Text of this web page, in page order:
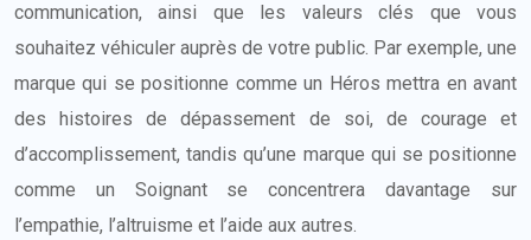
communication, ainsi que les valeurs clés que vous
souhaitez véhiculer auprès de votre public. Par exemple, une
marque qui se positionne comme un Héros mettra en avant
des histoires de dépassement de soi, de courage et
d’accomplissement, tandis qu’une marque qui se positionne
comme un Soignant se concentrera davantage sur
l’empathie, l’altruisme et l’aide aux autres.